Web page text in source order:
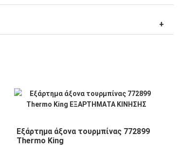
Εξάρτημα άξονα τουρμπίνας 772899
Thermo King